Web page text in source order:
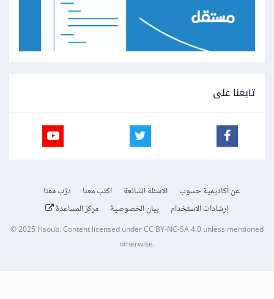
تابعنا على
عن أكاديمية حسوب الأسئلة الشائعة اكتب معنا
درّب معنا
إرشادات الاستخدام
بيان الخصوصية مركز المساعدة
© 2025 Hsoub.Content licensed underCC BY-NC-SA 4.0unless mentioned
otherwise.